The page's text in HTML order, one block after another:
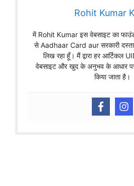
Rohit Kumar
में Rohit Kumar इस वेबसाइट का
से Aadhaar Card aur सरकारी
लिख रहा हूँ। मैं द्वारा हर आर्टिकल
वेबसाइट और खुद के अनुभव के आधार पर
किया जाता है।